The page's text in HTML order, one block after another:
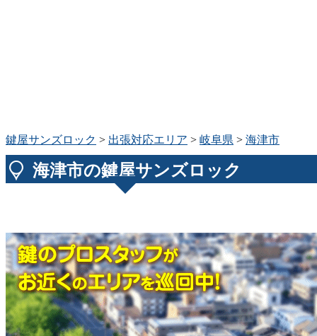
鍵屋サンズロック > 出張対応エリア > 岐阜県 > 海津市
海津市の鍵屋サンズロック